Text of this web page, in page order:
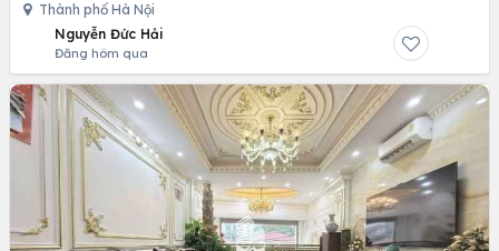
Thành phố Hà Nội
Nguyễn Đức Hải
Đăng hôm qua